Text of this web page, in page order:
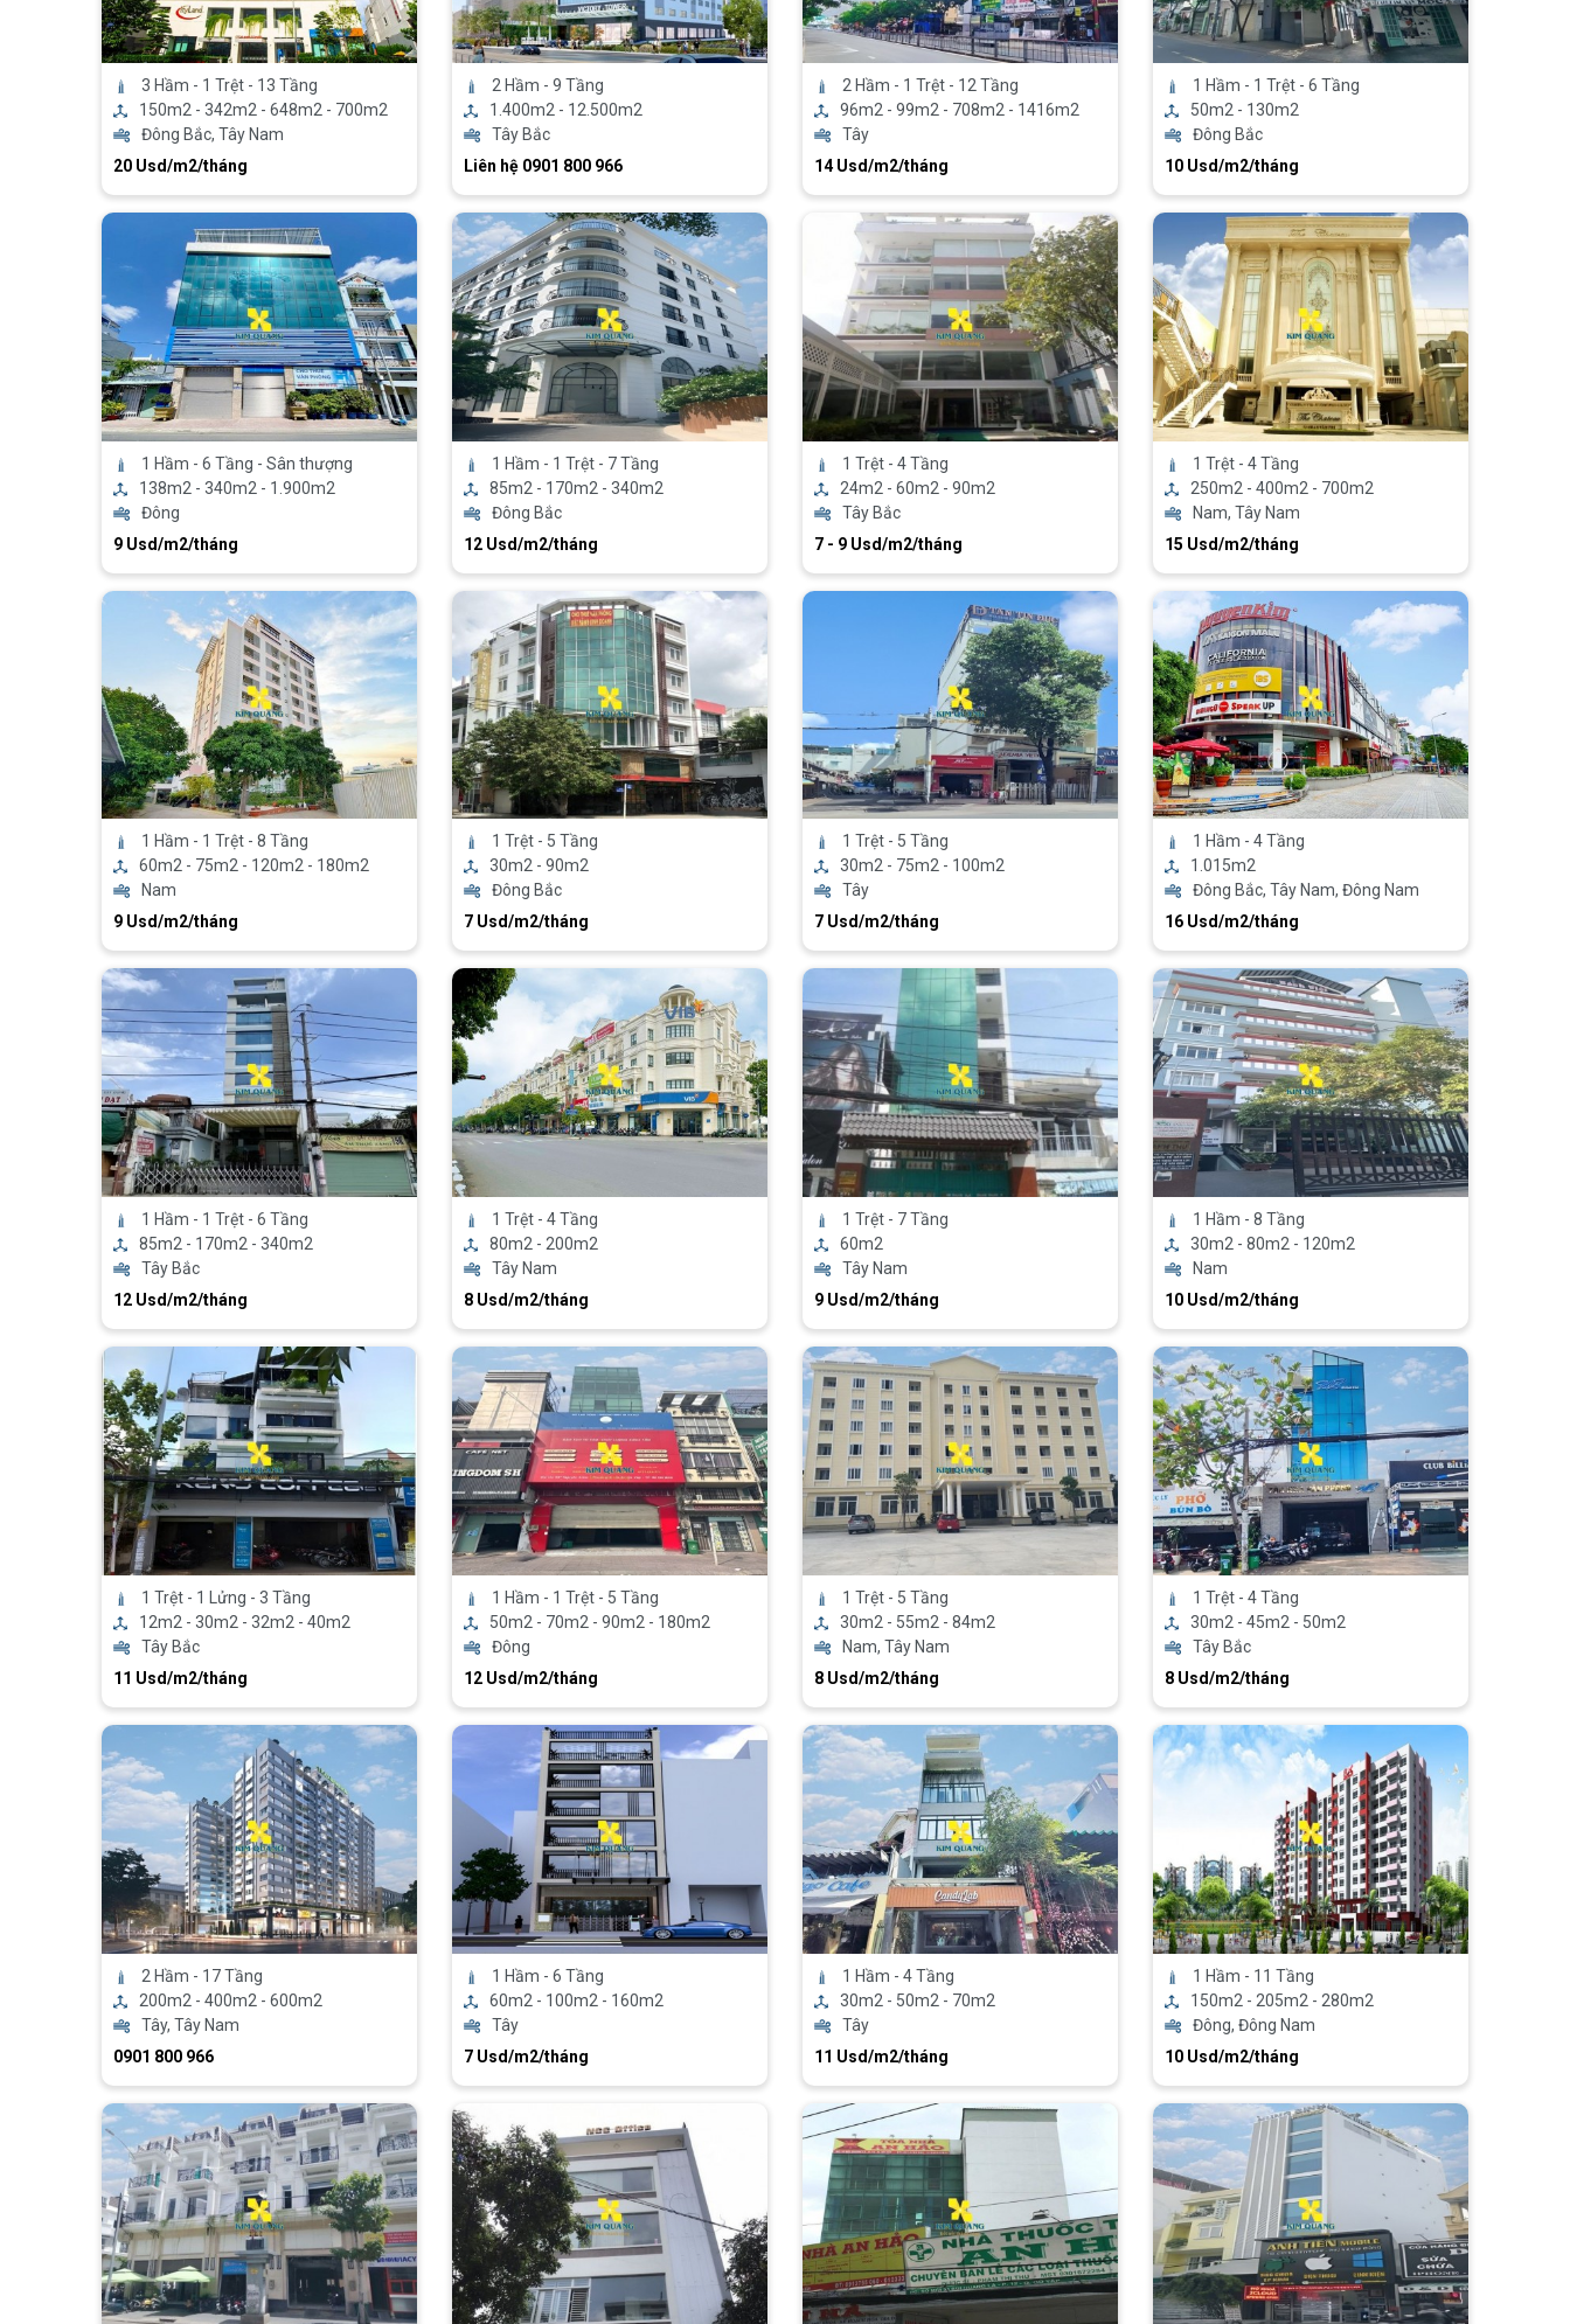
3 Hầm - 1 Trệt - 13 Tầng
150m2 - 342m2 - 648m2 - 700m2
Đông Bắc, Tây Nam
20 Usd/m2/tháng
2 Hầm - 9 Tầng
1.400m2 - 12.500m2
Tây Bắc
Liên hệ 0901 800 966
2 Hầm - 1 Trệt - 12 Tầng
96m2 - 99m2 - 708m2 - 1416m2
Tây
14 Usd/m2/tháng
1 Hầm - 1 Trệt - 6 Tầng
50m2 - 130m2
Đông Bắc
10 Usd/m2/tháng
1 Hầm - 6 Tầng - Sân thượng
138m2 - 340m2 - 1.900m2
Đông
9 Usd/m2/tháng
1 Hầm - 1 Trệt - 7 Tầng
85m2 - 170m2 - 340m2
Đông Bắc
12 Usd/m2/tháng
1 Trệt - 4 Tầng
24m2 - 60m2 - 90m2
Tây Bắc
7 - 9 Usd/m2/tháng
1 Trệt - 4 Tầng
250m2 - 400m2 - 700m2
Nam, Tây Nam
15 Usd/m2/tháng
1 Hầm - 1 Trệt - 8 Tầng
60m2 - 75m2 - 120m2 - 180m2
Nam
9 Usd/m2/tháng
1 Trệt - 5 Tầng
30m2 - 90m2
Đông Bắc
7 Usd/m2/tháng
1 Trệt - 5 Tầng
30m2 - 75m2 - 100m2
Tây
7 Usd/m2/tháng
1 Hầm - 4 Tầng
1.015m2
Đông Bắc, Tây Nam, Đông Nam
16 Usd/m2/tháng
1 Hầm - 1 Trệt - 6 Tầng
85m2 - 170m2 - 340m2
Tây Bắc
12 Usd/m2/tháng
1 Trệt - 4 Tầng
80m2 - 200m2
Tây Nam
8 Usd/m2/tháng
1 Trệt - 7 Tầng
60m2
Tây Nam
9 Usd/m2/tháng
1 Hầm - 8 Tầng
30m2 - 80m2 - 120m2
Nam
10 Usd/m2/tháng
1 Trệt - 1 Lửng - 3 Tầng
12m2 - 30m2 - 32m2 - 40m2
Tây Bắc
11 Usd/m2/tháng
1 Hầm - 1 Trệt - 5 Tầng
50m2 - 70m2 - 90m2 - 180m2
Đông
12 Usd/m2/tháng
1 Trệt - 5 Tầng
30m2 - 55m2 - 84m2
Nam, Tây Nam
8 Usd/m2/tháng
1 Trệt - 4 Tầng
30m2 - 45m2 - 50m2
Tây Bắc
8 Usd/m2/tháng
2 Hầm - 17 Tầng
200m2 - 400m2 - 600m2
Tây, Tây Nam
0901 800 966
1 Hầm - 6 Tầng
60m2 - 100m2 - 160m2
Tây
7 Usd/m2/tháng
1 Hầm - 4 Tầng
30m2 - 50m2 - 70m2
Tây
11 Usd/m2/tháng
1 Hầm - 11 Tầng
150m2 - 205m2 - 280m2
Đông, Đông Nam
10 Usd/m2/tháng